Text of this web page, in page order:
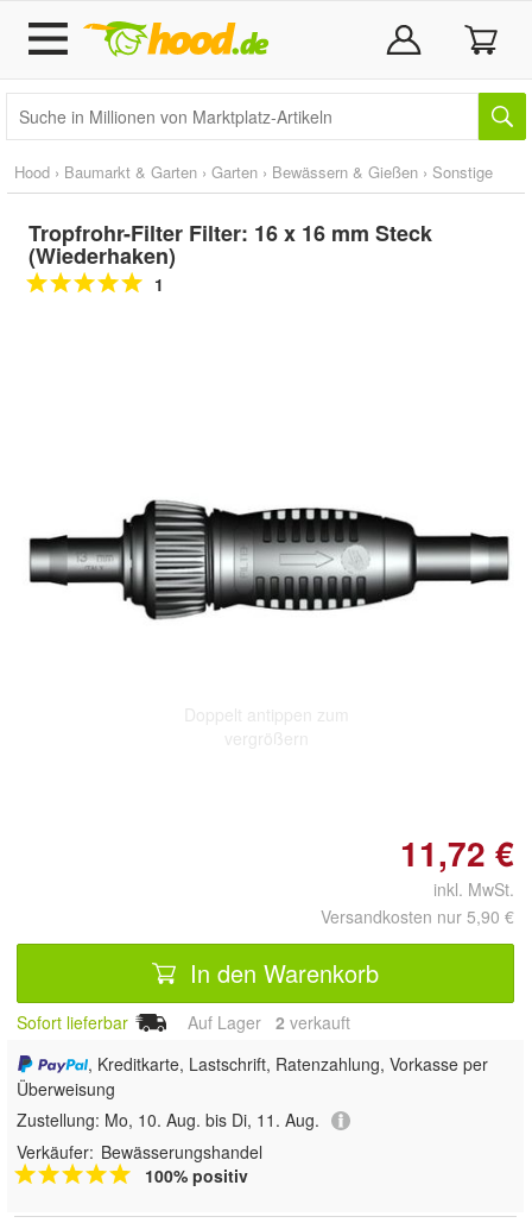
Hood › Baumarkt & Garten › Garten › Bewässern & Gießen › Sonstige
Tropfrohr-Filter Filter: 16 x 16 mm Steck
(Wiederhaken)
1
Doppelt antippen zum
vergrößern
11,72 €
inkl. MwSt.
Versandkosten nur 5,90 €
In den Warenkorb
Sofort lieferbar Auf Lager 2 verkauft
, Kreditkarte, Lastschrift, Ratenzahlung, Vorkasse per
Überweisung
Zustellung: Mo, 10. Aug. bis Di, 11. Aug.
Verkäufer: Bewässerungshandel
100% positiv